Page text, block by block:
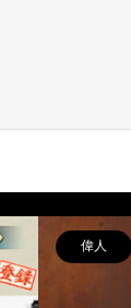
偉人